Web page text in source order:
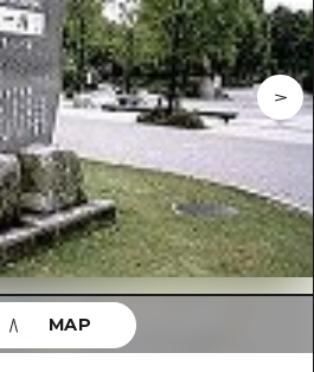
・祭り
酒
ング
ング
ス
ース一覧
公式ガイド
もトラベル
い非日常
辺
体験
・体験一覧
辺
報
情報一覧
MAP